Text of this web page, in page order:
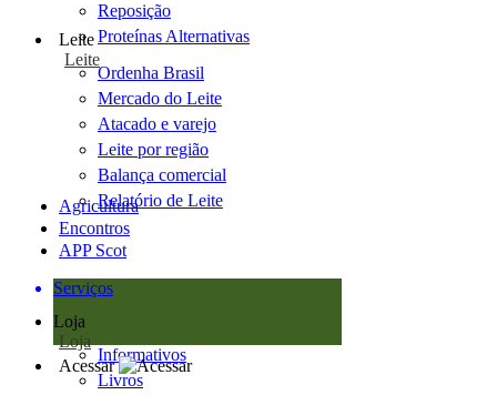
Reposição
Proteínas Alternativas
Leite
Leite
Ordenha Brasil
Mercado do Leite
Atacado e varejo
Leite por região
Balança comercial
Relatório de Leite
Agricultura
Encontros
APP Scot
Serviços
Loja
Loja
Informativos
Livros
Acessar